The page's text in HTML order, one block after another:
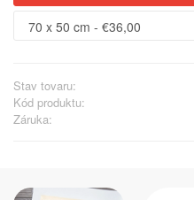
Stav tovaru:
Kód produktu:
Záruka: